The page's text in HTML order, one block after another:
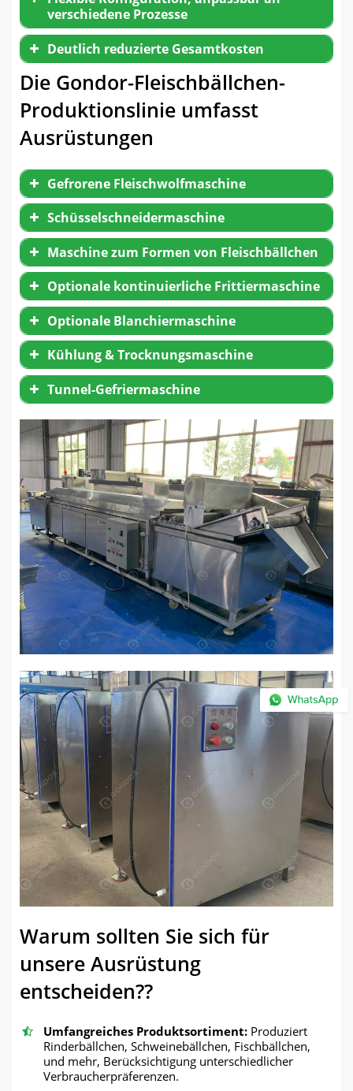
verschiedene Prozesse
Deutlich reduzierte Gesamtkosten
Die Gondor-Fleischbällchen-
Produktionslinie umfasst
Ausrüstungen
Gefrorene Fleischwolfmaschine
Schüsselschneidermaschine
Maschine zum Formen von Fleischbällchen
Optionale kontinuierliche Frittiermaschine
Optionale Blanchiermaschine
Kühlung & Trocknungsmaschine
Tunnel-Gefriermaschine
Warum sollten Sie sich für
unsere Ausrüstung
entscheiden??
Umfangreiches Produktsortiment: Produziert
Rinderbällchen, Schweinebällchen, Fischbällchen,
und mehr, Berücksichtigung unterschiedlicher
Verbraucherpräferenzen.